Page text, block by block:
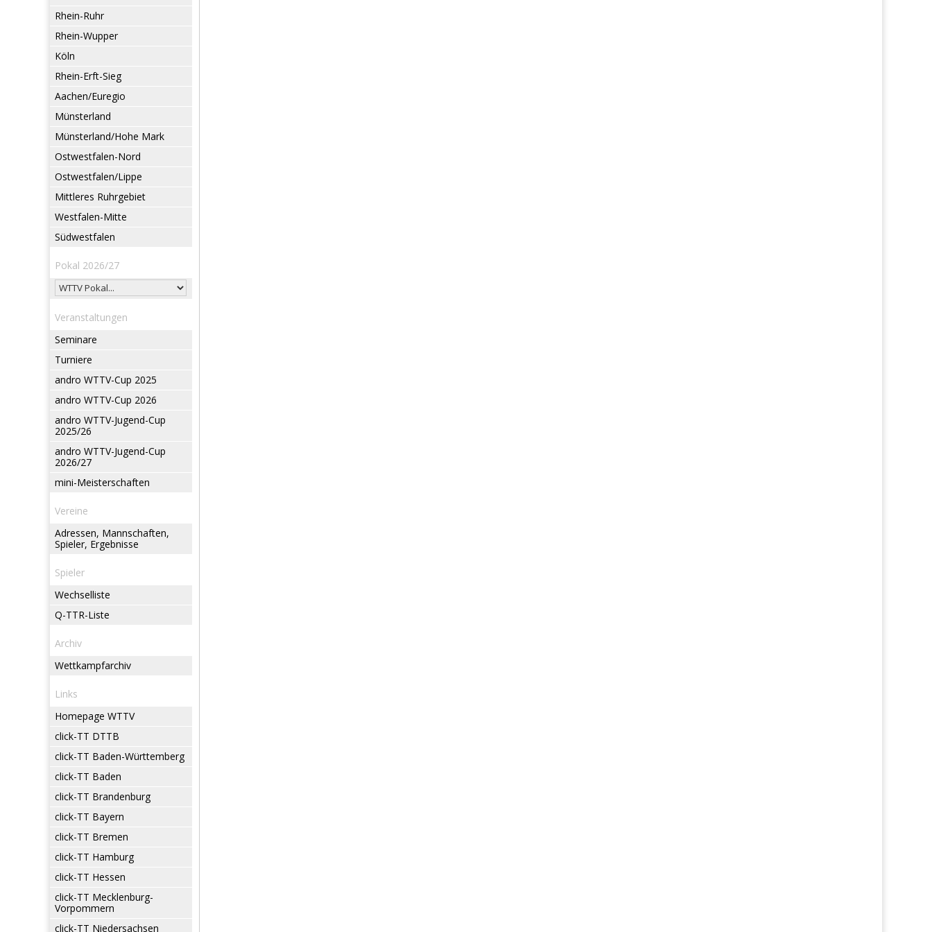
Rhein-Ruhr
Rhein-Wupper
Köln
Rhein-Erft-Sieg
Aachen/Euregio
Münsterland
Münsterland/Hohe Mark
Ostwestfalen-Nord
Ostwestfalen/Lippe
Mittleres Ruhrgebiet
Westfalen-Mitte
Südwestfalen
Pokal 2026/27
Veranstaltungen
Seminare
Turniere
andro WTTV-Cup 2025
andro WTTV-Cup 2026
andro WTTV-Jugend-Cup
2025/26
andro WTTV-Jugend-Cup
2026/27
mini-Meisterschaften
Vereine
Adressen, Mannschaften,
Spieler, Ergebnisse
Spieler
Wechselliste
Q-TTR-Liste
Archiv
Wettkampfarchiv
Links
Homepage WTTV
click-TT DTTB
click-TT Baden-Württemberg
click-TT Baden
click-TT Brandenburg
click-TT Bayern
click-TT Bremen
click-TT Hamburg
click-TT Hessen
click-TT Mecklenburg-
Vorpommern
click-TT Niedersachsen